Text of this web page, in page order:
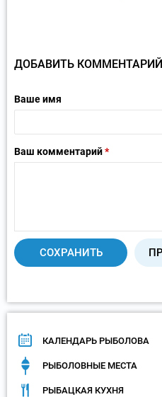
ДОБАВИТЬ КОММЕНТАРИЙ
Ваше имя
Ваш комментарий*
КАЛЕНДАРЬ РЫБОЛОВА
РЫБОЛОВНЫЕ МЕСТА
РЫБАЦКАЯ КУХНЯ